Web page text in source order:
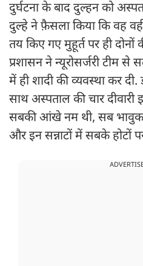
दुर्घटना के बाद दुल्हन को
दुल्हे ने फ़ैसला किया कि वह
तय किए गए मुहूर्त पर ही दोनों
प्रशासन ने न्यूरोसर्जरी टीम
में ही शादी की व्यवस्था कर
साथ अस्पताल की चार दीवारी
सबकी आंखे नम थी, सब भावुक
और इन सन्नाटों में सबके होटों